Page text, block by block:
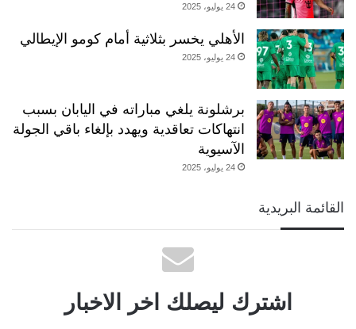
24 يوليو، 2025
الأهلي يخسر بثلاثية أمام كومو الإيطالي
24 يوليو، 2025
برشلونة يلغي مباراته في اليابان بسبب
انتهاكات تعاقدية ويهدد بإلغاء باقي الجولة
الآسيوية
24 يوليو، 2025
القائمة البريدية
اشترك ليصلك اخر الاخبار